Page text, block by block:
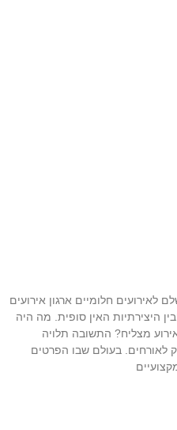
חלומיים ארגון אירועים
האין סופית. מה היה
מצליח? התשובה תלויה
בעולם שבו הפרטים